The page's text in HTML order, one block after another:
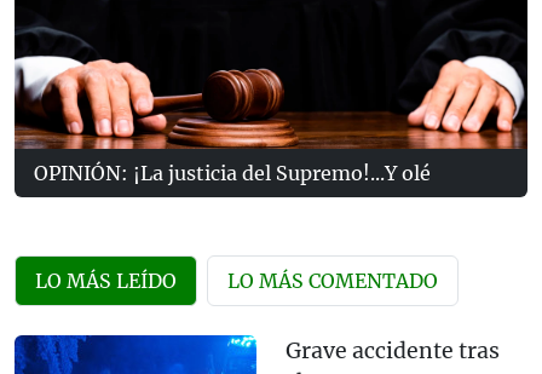
OPINIÓN: ¡La justicia del Supremo!...Y olé
LO MÁS LEÍDO LO MÁS COMENTADO
Grave accidente tras